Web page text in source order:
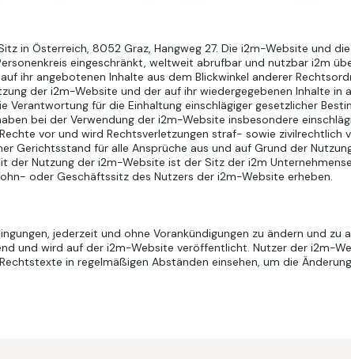
in Österreich, 8052 Graz, Hangweg 27. Die i2m-Website und
eingeschränkt, weltweit abrufbar und nutzbar i2m
ihr angebotenen Inhalte aus dem Blickwinkel anderer
der i2m-Website und der auf ihr wiedergegebenen Inhalte in
Verantwortung für die Einhaltung einschlägiger gesetzlicher
bei der Verwendung der i2m-Website insbesondere
vor und wird Rechtsverletzungen straf- sowie zivilrechtlich
Gerichtsstand für alle Ansprüche aus und auf Grund der
Nutzung der i2m-Website ist der Sitz der i2m
oder Geschäftssitz des Nutzers der i2m-Website erheben.
jederzeit und ohne Vorankündigungen zu ändern und zu
und wird auf der i2m-Website veröffentlicht. Nutzer der i2m-
in regelmäßigen Abständen einsehen, um die